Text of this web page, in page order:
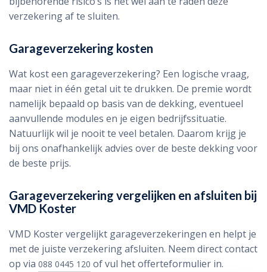
verzekering af te sluiten.
Garageverzekering kosten
Wat kost een garageverzekering? Een logische vraag,
maar niet in één getal uit te drukken. De premie wordt
namelijk bepaald op basis van de dekking, eventueel
aanvullende modules en je eigen bedrijfssituatie.
Natuurlijk wil je nooit te veel betalen. Daarom krijg je
bij ons onafhankelijk advies over de beste dekking voor
de beste prijs.
Garageverzekering vergelijken en afsluiten bij
VMD Koster
VMD Koster vergelijkt garageverzekeringen en helpt je
met de juiste verzekering afsluiten. Neem direct contact
op via 088 0445 120 of vul het offerteformulier in.